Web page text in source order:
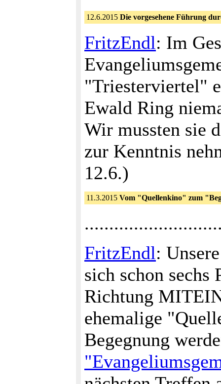
12.6.2015 Die vorgesehene Führung
FritzEndl: Im
"Triesterviertel"
Ewald Ring
Wir mussten sie
zur Kenntnis
12.6.)
11.3.2015 Vom "Quellenkino" zum
FritzEndl:
sich schon sechs
Richtung
ehemalige
Begegnung